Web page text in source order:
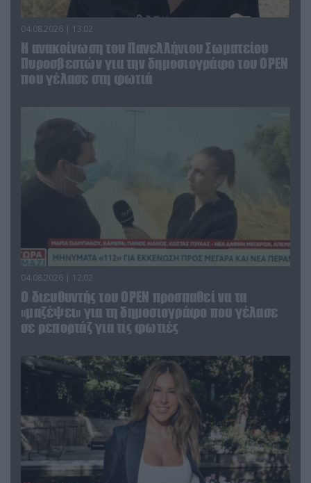
04.08.2026 | 13:02
Η ανακοίνωση του Πανελλήνιου Σωματείου
Πυροσβεστών για την δημοσιογράφο του OPEN
που γέλασε στη φωτιά
04.08.2026 | 12:02
O διευθυντής του OPEN προσπαθεί να τα
«μαζέψει» για τη δημοσιογράφο που γέλασε
σε ρεπορτάζ για τις φωτιές